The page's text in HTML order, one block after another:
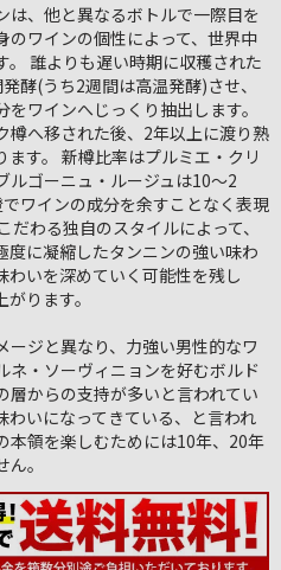
は、他と異なるボトルで一際目を
のワインの個性によって、世界中
。 誰よりも遅い時期に収穫された
酵(うち2週間は高温発酵)させ、
ワインへじっくり抽出します。
樽へ移された後、2年以上に渡り熟
す。 新樽比率はプルミエ・クリ
ルゴーニュ・ルージュは10～2
ワインの成分を余すことなく表現
わる独自のスタイルによって、
度に凝縮したタンニンの強い味わ
わいを深めていく可能性を残し
ります。
ジと異なり、力強い男性的なワ
ネ・ソーヴィニョンを好むボルド
層からの支持が多いと言われてい
わいになってきている、と言われ
本領を楽しむためには10年、20年
。